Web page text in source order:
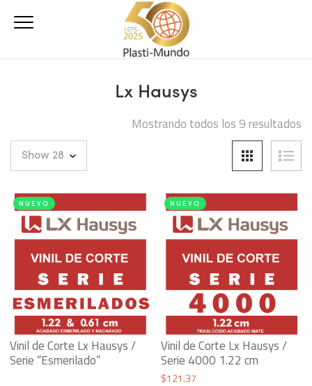
Lx Hausys
Mostrando todos los 9 resultados
NUEVO
Vinil de Corte Lx Hausys /
Serie “Esmerilado”
NUEVO
Vinil de Corte Lx Hausys /
Serie 4000 1.22 cm
$121.37